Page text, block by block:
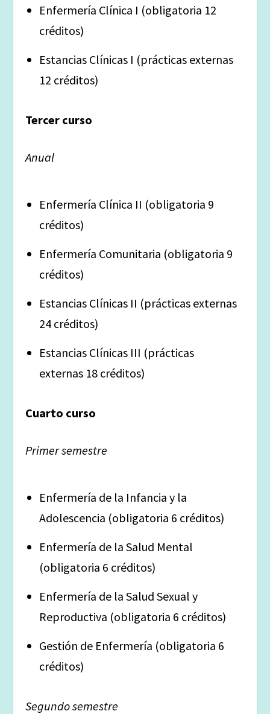
Enfermería Clínica I (obligatoria 12
créditos)
Estancias Clínicas I (prácticas externas
12 créditos)
Tercer curso
Anual
Enfermería Clínica II (obligatoria 9
créditos)
Enfermería Comunitaria (obligatoria 9
créditos)
Estancias Clínicas II (prácticas externas
24 créditos)
Estancias Clínicas III (prácticas
externas 18 créditos)
Cuarto curso
Primer semestre
Enfermería de la Infancia y la
Adolescencia (obligatoria 6 créditos)
Enfermería de la Salud Mental
(obligatoria 6 créditos)
Enfermería de la Salud Sexual y
Reproductiva (obligatoria 6 créditos)
Gestión de Enfermería (obligatoria 6
créditos)
Segundo semestre